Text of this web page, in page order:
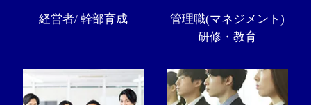
経営者/ 幹部育成
管理職(マネジメント)
研修・教育